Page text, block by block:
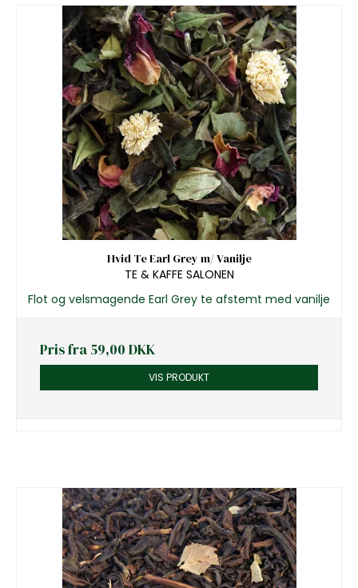
Hvid Te Earl Grey m/ Vanilje
TE & KAFFE SALONEN
Flot og velsmagende Earl Grey te afstemt med vanilje
Pris fra 59,00 DKK
VIS PRODUKT